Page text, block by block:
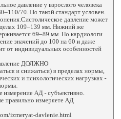
давление у взрослого человека
70. Но такой стандарт условен.
давление может
109–139 мм. Нижний же
69–89 мм. Но кардиологи
значений до 100 на 60 и даже
от индивидуальных особенностей
ДОЛЖНО
и снижаться) в пределах нормы,
и психологических нагрузках -
измерение АД - субъективно.
правильно измеряете АД
izmeryat-davlenie.html